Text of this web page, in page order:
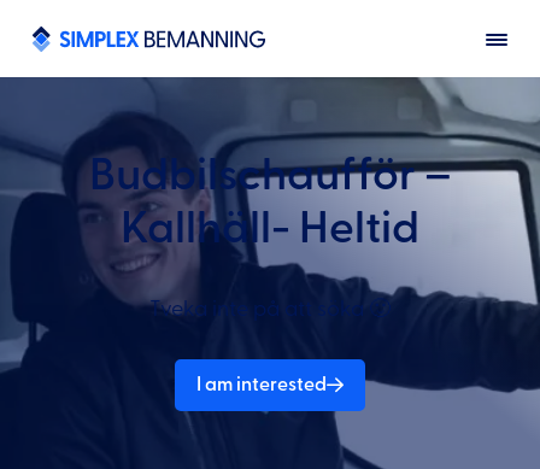
Budbilschaufför –
Kallhäll- Heltid
Tveka inte på att söka 🙂
I am interested